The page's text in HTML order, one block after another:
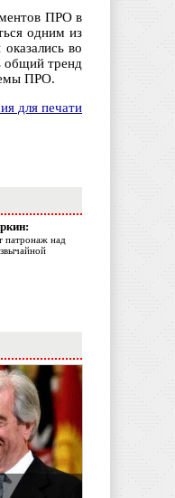
ПРО в
одним из
во
общий тренд
ПРО.
для печати
над